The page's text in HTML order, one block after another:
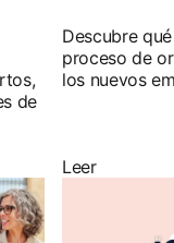
de
Descubre
proceso de
los nuevos
Leer